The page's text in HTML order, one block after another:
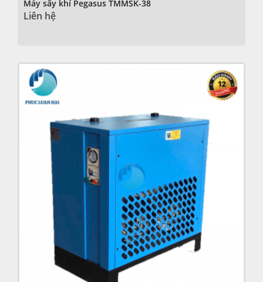
Máy sấy khí Pegasus TMMSK-38
Liên hệ